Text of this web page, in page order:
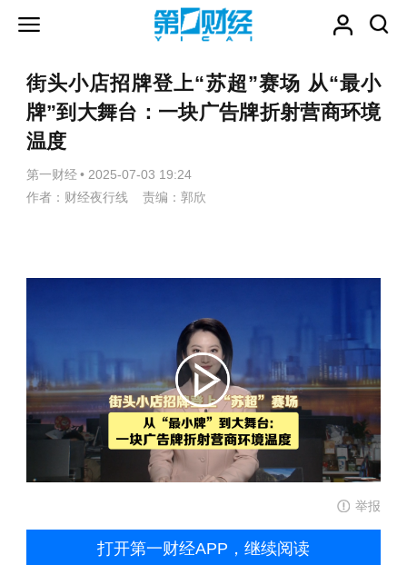
街头小店招牌登上“苏超”赛场 从“最小
牌”到大舞台：一块广告牌折射营商环境
温度
第一财经 • 2025-07-03 19:24
作者：财经夜行线 责编：郭欣
举报
打开第一财经APP，继续阅读